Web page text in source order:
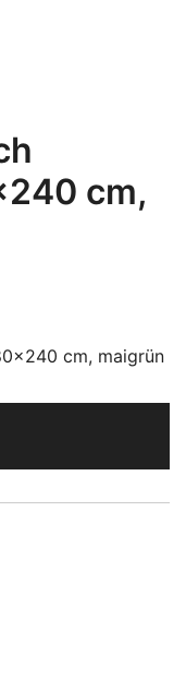
cm,
cm, maigrün